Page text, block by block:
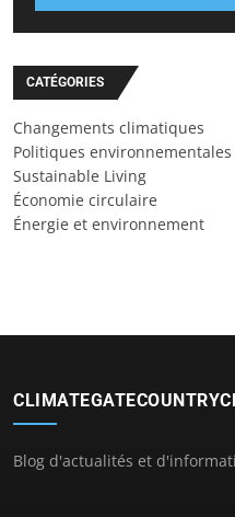
CATÉGORIES
Changements climatiques
Politiques environnementales
Sustainable Living
Économie circulaire
Énergie et environnement
Blog d'actualités et